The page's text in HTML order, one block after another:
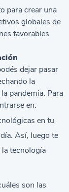
para crear una
globales de
favorables
dejar pasar
la
pandemia. Para
en:
en tu
Así, luego te
tecnología
son las